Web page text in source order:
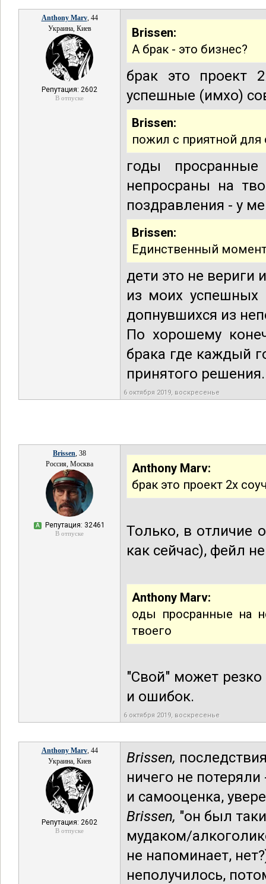
Anthony Marv, 44
Украина, Киев
Репутация: 2602
В отпуске
Brissen:
А брак - это бизнес?
брак это проект
успешные (имхо)
Brissen:
пожил с приятной для
годы
непросраны на
поздравления - у
Brissen:
Единственный
дети это не вериги
из моих успешных
допнувшихся из
По хорошему
брака где каждый
принятого решения.
6 октября 2019, воскресенье
Brissen, 38
Россия, Москва
А Репутация: 32461
В отпуске
Anthony Marv:
брак это проект 2х
Только, в отличие
как сейчас), фейл
Anthony Marv:
оды просранные на
твоего
"Свой" может резко
и ошибок.
6 октября 2019, воскресенье
Anthony Marv, 44
Украина, Киев
Репутация: 2602
В отпуске
Brissen,
ничего не
и самооценка,
Brissen, "он был
мудаком/
не напоминает,
неполучилось,